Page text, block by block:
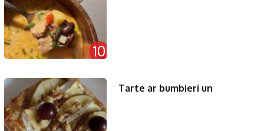
10
Tarte ar bumbieri un